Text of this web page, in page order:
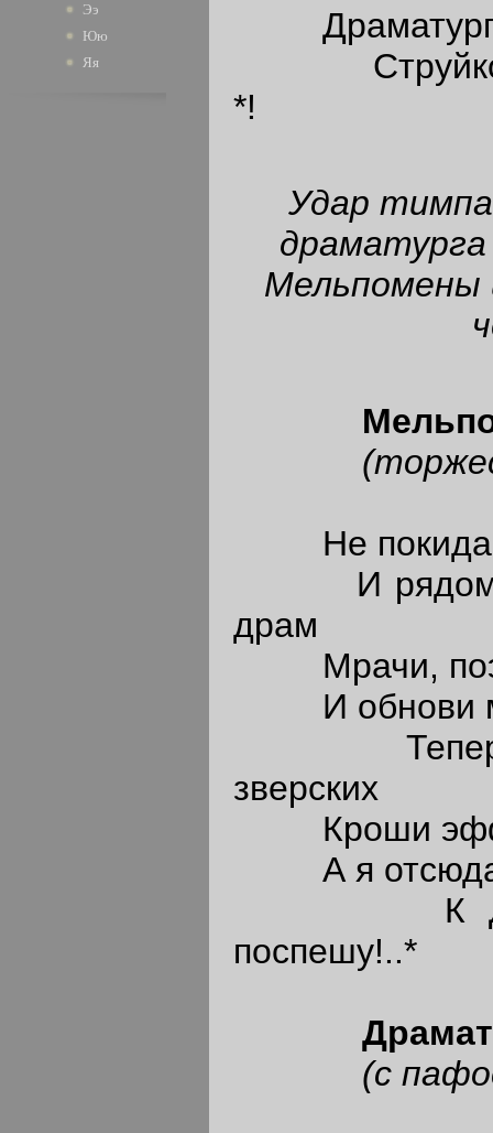
Ээ
Юю
Яя
Драматурга
Струйкой
*!
Удар
драматурга
Мельпомены
Не покидай
И рядом
драм
Мрачи,
И обнови
Теперь
зверских
Кроши
А я отсюда
К
поспешу!..*
(с